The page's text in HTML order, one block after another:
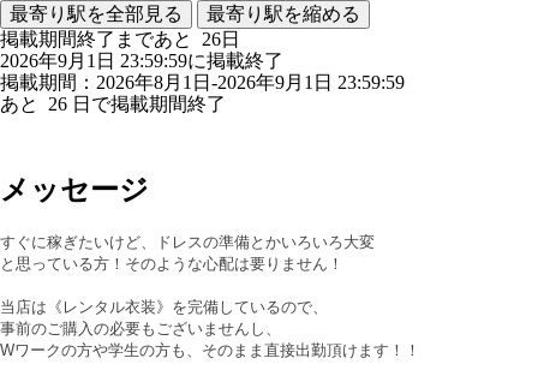
最寄り駅を全部見る
最寄り駅を縮める
掲載期間終了まであと 26日
2026年9月1日 23:59:59に掲載終了
掲載期間：2026年8月1日-2026年9月1日 23:59:59
あと 26 日で掲載期間終了
メッセージ
すぐに稼ぎたいけど、ドレスの準備とかいろいろ大変
と思っている方！そのような心配は要りません！
当店は《レンタル衣装》を完備しているので、
事前のご購入の必要もございませんし、
Wワークの方や学生の方も、そのまま直接出勤頂けます！！